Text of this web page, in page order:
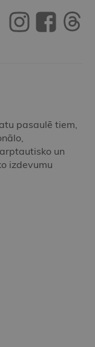
pasaulē tiem,
un
izdevumu